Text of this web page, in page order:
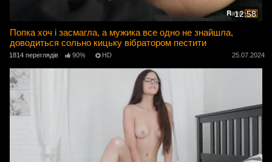
12:58
Попка хоч і засмагла, а мужика все одно не знайшла,
доводиться сольно кицьку вібратором пестити
1814 переглядів 90% HD 25.07.2024